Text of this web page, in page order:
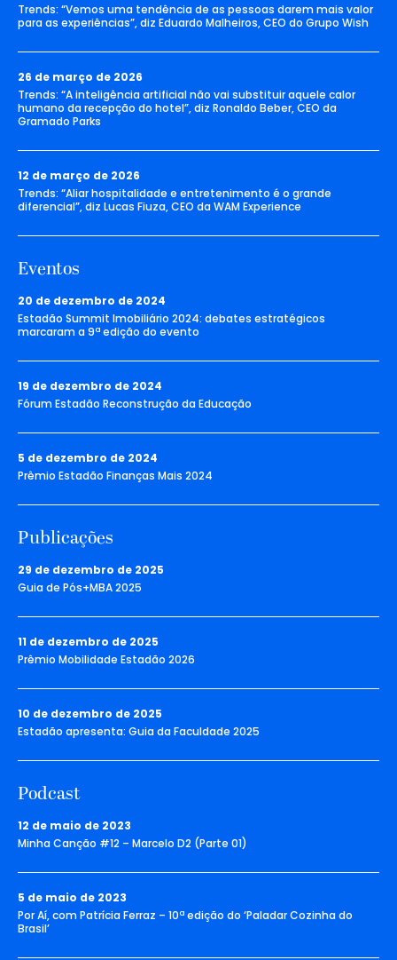
Trends: “Vemos uma tendência de as pessoas darem mais valor
para as experiências”, diz Eduardo Malheiros, CEO do Grupo Wish
26 de março de 2026
Trends: “A inteligência artificial não vai substituir aquele calor
humano da recepção do hotel”, diz Ronaldo Beber, CEO da
Gramado Parks
12 de março de 2026
Trends: “Aliar hospitalidade e entretenimento é o grande
diferencial”, diz Lucas Fiuza, CEO da WAM Experience
Eventos
20 de dezembro de 2024
Estadão Summit Imobiliário 2024: debates estratégicos
marcaram a 9ª edição do evento
19 de dezembro de 2024
Fórum Estadão Reconstrução da Educação
5 de dezembro de 2024
Prêmio Estadão Finanças Mais 2024
Publicações
29 de dezembro de 2025
Guia de Pós+MBA 2025
11 de dezembro de 2025
Prêmio Mobilidade Estadão 2026
10 de dezembro de 2025
Estadão apresenta: Guia da Faculdade 2025
Podcast
12 de maio de 2023
Minha Canção #12 – Marcelo D2 (Parte 01)
5 de maio de 2023
Por Aí, com Patrícia Ferraz – 10ª edição do ‘Paladar Cozinha do
Brasil’